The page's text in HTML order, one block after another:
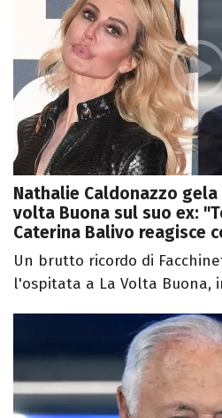
Nathalie Caldonazzo
volta Buona sul suo ex:
Caterina Balivo reagisce
Un brutto ricordo di
l'ospitata a La Volta Buona,